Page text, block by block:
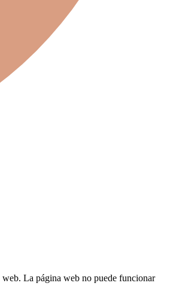
web. La página web no puede funcionar